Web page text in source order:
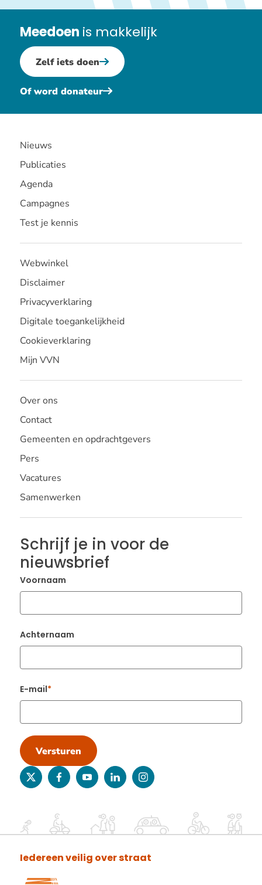
Meedoen is makkelijk
Zelf iets doen
Of word donateur
Nieuws
Publicaties
Agenda
Campagnes
Test je kennis
Webwinkel
Disclaimer
Privacyverklaring
Digitale toegankelijkheid
Cookieverklaring
Mijn VVN
Over ons
Contact
Gemeenten en opdrachtgevers
Pers
Vacatures
Samenwerken
Schrijf je in voor de
nieuwsbrief
Voornaam
Achternaam
E-mail
Versturen
twitterfacebookyoutubelinkedininstagram
Iedereen veilig over straat